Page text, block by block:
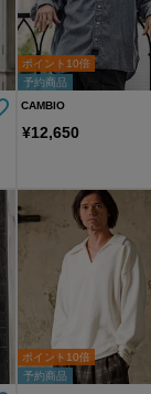
予約商品
ポイント10倍
CAMBIO
¥12,650
予約商品
ポイント10倍